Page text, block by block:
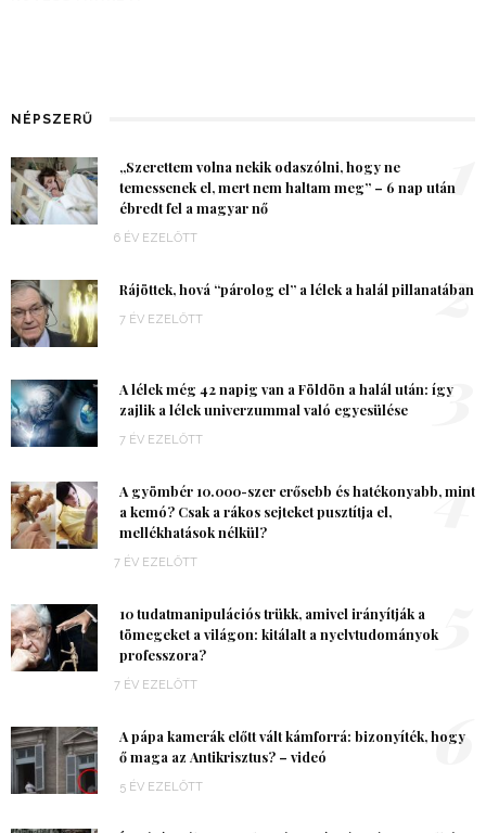
NÉPSZERŰ
„Szerettem volna nekik odaszólni, hogy ne
temessenek el, mert nem haltam meg” – 6 nap után
ébredt fel a magyar nő
6 ÉV EZELŐTT
1
Rájöttek, hová “párolog el” a lélek a halál pillanatában
7 ÉV EZELŐTT 2
A lélek még 42 napig van a Földön a halál után: így
zajlik a lélek univerzummal való egyesülése
7 ÉV EZELŐTT
3
A gyömbér 10.000-szer erősebb és hatékonyabb, mint
a kemó? Csak a rákos sejteket pusztítja el,
mellékhatások nélkül?
7 ÉV EZELŐTT
4
10 tudatmanipulációs trükk, amivel irányítják a
tömegeket a világon: kitálalt a nyelvtudományok
professzora?
7 ÉV EZELŐTT
A pápa kamerák előtt vált kámforrá: bizonyíték, hogy
ő maga az Antikrisztus? – videó
5 ÉV EZELŐTT
6